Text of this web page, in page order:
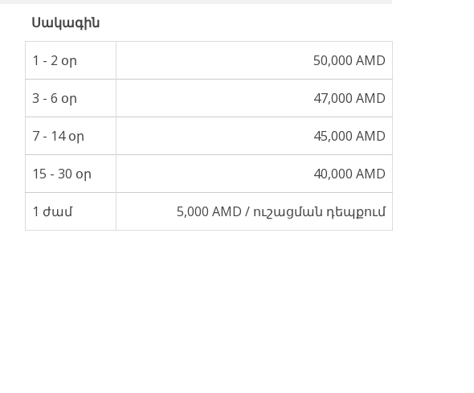
Սակագին
1 - 2 օր 50,000 AMD
3 - 6 օր 47,000 AMD
7 - 14 օր 45,000 AMD
15 - 30 օր 40,000 AMD
1 ժամ 5,000 AMD / ուշացման դեպքում